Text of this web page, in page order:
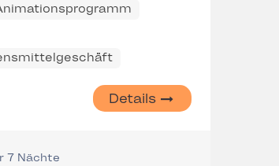
Details
7 Nächte